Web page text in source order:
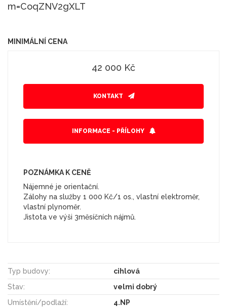
m=CoqZNV2gXLT
MINIMÁLNÍ CENA
42 000 Kč
KONTAKT
INFORMACE - PŘÍLOHY
POZNÁMKA K CENĚ
Nájemné je orientační.
Zálohy na služby 1 000 Kč/1 os., vlastní elektroměr,
vlastní plynoměr.
Jistota ve výši 3měsíčních nájmů.
Typ budovy:
cihlová
Stav:
velmi dobrý
Umístění/podlaží:
4.NP